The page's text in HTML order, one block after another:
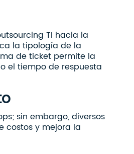
TI hacia la
la tipología de la
de ticket permite la
el tiempo de respuesta
sin embargo, diversos
costos y mejora la